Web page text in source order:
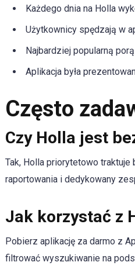
Każdego dnia na Holla
Użytkownicy spędzają w
Najbardziej popularną
Aplikacja była
Często
Czy Holla jest
Tak, Holla priorytetowo
raportowania i dedykowany
Jak korzystać z
Pobierz aplikację za darmo z
filtrować wyszukiwanie na